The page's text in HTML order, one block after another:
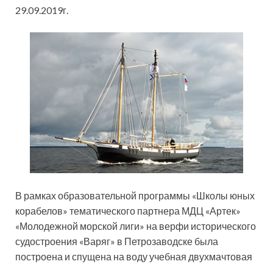
29.09.2019г.
В рамках образовательной программы «Школы юных
корабелов» тематического партнера МДЦ «Артек»
«Молодежной морской лиги» на верфи исторического
судостроения «Варяг» в Петрозаводске была
построена и спущена на воду учебная двухмачтовая